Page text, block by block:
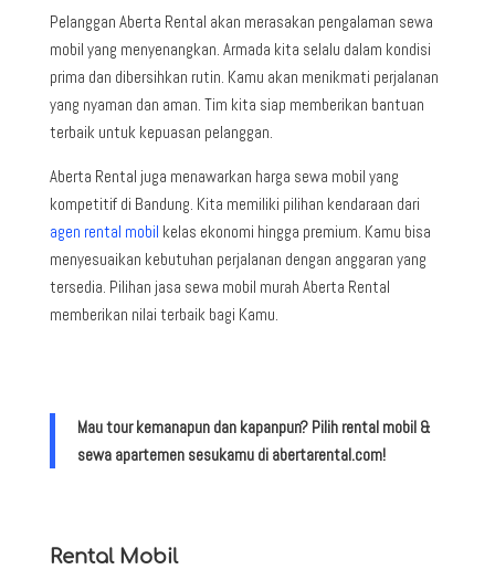
Pelanggan Aberta Rental akan merasakan pengalaman sewa
mobil yang menyenangkan. Armada kita selalu dalam kondisi
prima dan dibersihkan rutin. Kamu akan menikmati perjalanan
yang nyaman dan aman. Tim kita siap memberikan bantuan
terbaik untuk kepuasan pelanggan.
Aberta Rental juga menawarkan harga sewa mobil yang
kompetitif di Bandung. Kita memiliki pilihan kendaraan dari
agen rental mobil kelas ekonomi hingga premium. Kamu bisa
menyesuaikan kebutuhan perjalanan dengan anggaran yang
tersedia. Pilihan jasa sewa mobil murah Aberta Rental
memberikan nilai terbaik bagi Kamu.
Mau tour kemanapun dan kapanpun? Pilih rental mobil &
sewa apartemen sesukamu di abertarental.com!
Rental Mobil